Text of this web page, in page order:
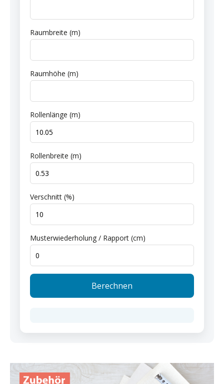
Raumbreite (m)
Raumhöhe (m)
Rollenlänge (m)
Rollenbreite (m)
Verschnitt (%)
Musterwiederholung / Rapport (cm)
Berechnen